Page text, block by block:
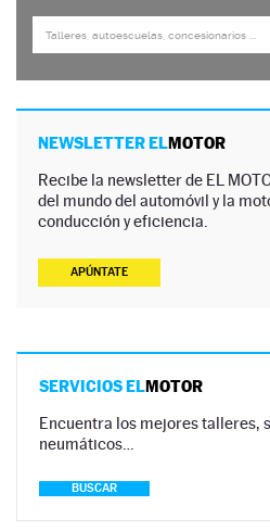
NEWSLETTER ELMOTOR
Recibe la newsletter de EL
del mundo del automóvil y la
conducción y eficiencia.
APÚNTATE
SERVICIOS ELMOTOR
Encuentra los mejores talleres,
neumáticos…
BUSCAR